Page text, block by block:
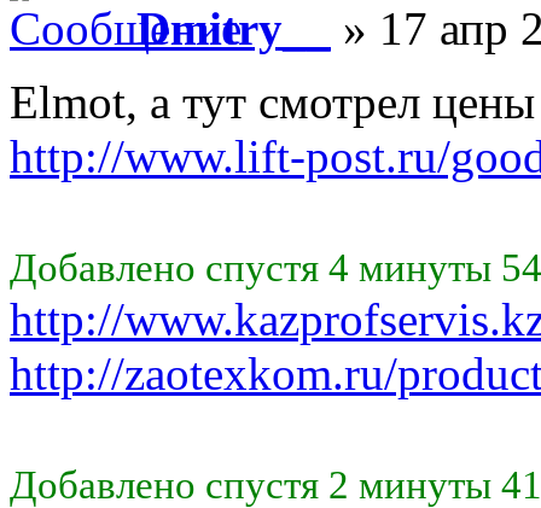
Dmitry__
» 17 апр
Elmot, а тут смотрел
http://www.lift-post.ru/
Добавлено спустя 4 минуты
http://
http://zaotexkom.ru/
Добавлено спустя 2 минуты